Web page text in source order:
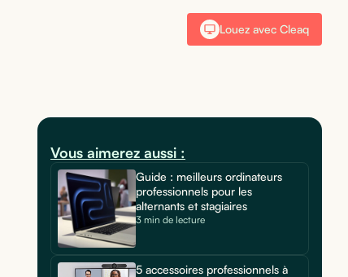
Louez avec Cleaq
Vous aimerez aussi :
Guide : meilleurs ordinateurs
professionnels pour les
alternants et stagiaires
3 min de lecture
5 accessoires professionnels à